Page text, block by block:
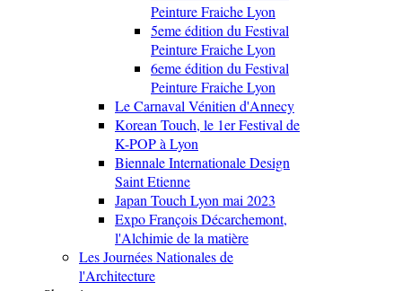
Peinture Fraiche Lyon
5eme édition du Festival
Peinture Fraiche Lyon
6eme édition du Festival
Peinture Fraiche Lyon
Le Carnaval Vénitien d'Annecy
Korean Touch, le 1er Festival de
K-POP à Lyon
Biennale Internationale Design
Saint Etienne
Japan Touch Lyon mai 2023
Expo François Décarchemont,
l'Alchimie de la matière
Les Journées Nationales de
l'Architecture